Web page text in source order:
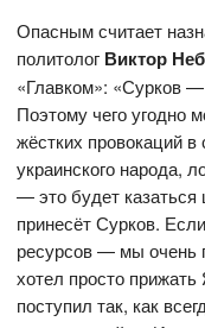
Опасным считает
политолог Виктор
«Главком»: «Сурков
Поэтому чего угодно
жёстких провокаций в
украинского народа,
— это будет казаться
принесёт Сурков.
ресурсов — мы очень
хотел просто
поступил так, как